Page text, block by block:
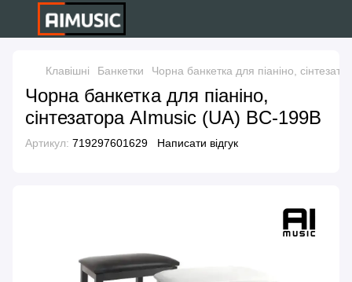
Клавішні Банкетки Чорна банкетка для піаніно,
Чорна банкетка для піаніно,
сінтезатора AImusic (UA) BC-199B
Артикул: 719297601629 Написати відгук